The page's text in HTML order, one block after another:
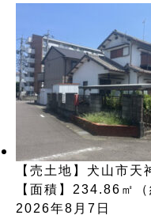
【売土地】犬山市
【面積】234.86㎡
2026年8月7日